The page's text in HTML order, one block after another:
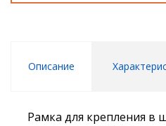
Описание
Рамка для крепления в